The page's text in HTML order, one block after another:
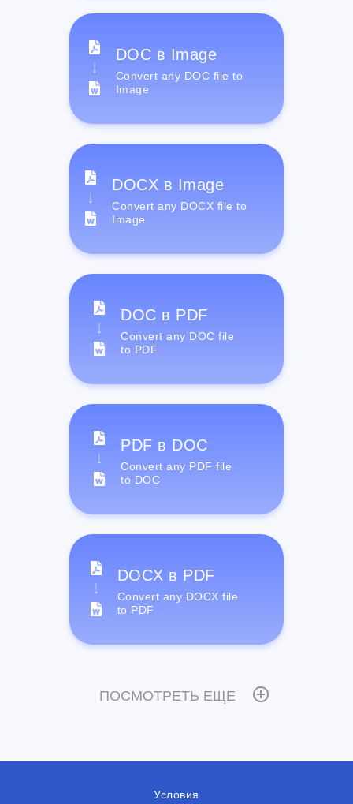
DOC в Image
Convert any DOC file to
Image
DOCX в Image
Convert any DOCX file to
Image
DOC в PDF
Convert any DOC file
to PDF
PDF в DOC
Convert any PDF file
to DOC
DOCX в PDF
Convert any DOCX file
to PDF
ПОСМОТРЕТЬ ЕЩЕ
Условия